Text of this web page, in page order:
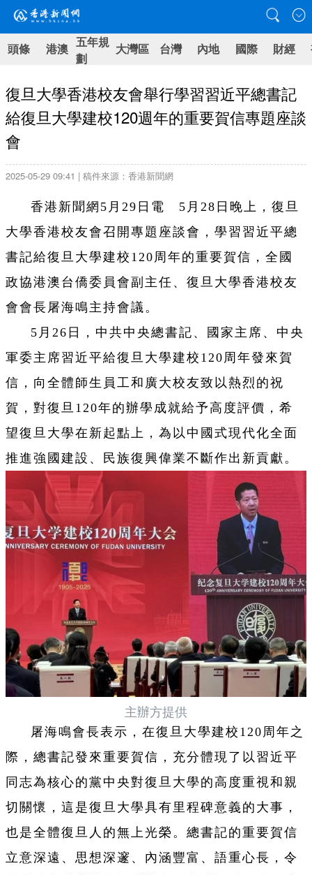
頭條 港澳 五年規
劃
大灣區 台灣 內地 國際 財經
復旦大學香港校友會舉行學習習近平總書記
給復旦大學建校120週年的重要賀信專題座談
會
2025-05-29 09:41 | 稿件來源：香港新聞網
香港新聞網5月29日電 5月28日晚上，復旦
大學香港校友會召開專題座談會，學習習近平總
書記給復旦大學建校120周年的重要賀信，全國
政協港澳台僑委員會副主任、復旦大學香港校友
會會長屠海鳴主持會議。
5月26日，中共中央總書記、國家主席、中央
軍委主席習近平給復旦大學建校120周年發來賀
信，向全體師生員工和廣大校友致以熱烈的祝
賀，對復旦120年的辦學成就給予高度評價，希
望復旦大學在新起點上，為以中國式現代化全面
推進強國建設、民族復興偉業不斷作出新貢獻。
主辦方提供
屠海鳴會長表示，在復旦大學建校120周年之
際，總書記發來重要賀信，充分體現了以習近平
同志為核心的黨中央對復旦大學的高度重視和親
切關懷，這是復旦大學具有里程碑意義的大事，
也是全體復旦人的無上光榮。總書記的重要賀信
立意深遠、思想深邃、內涵豐富、語重心長，令